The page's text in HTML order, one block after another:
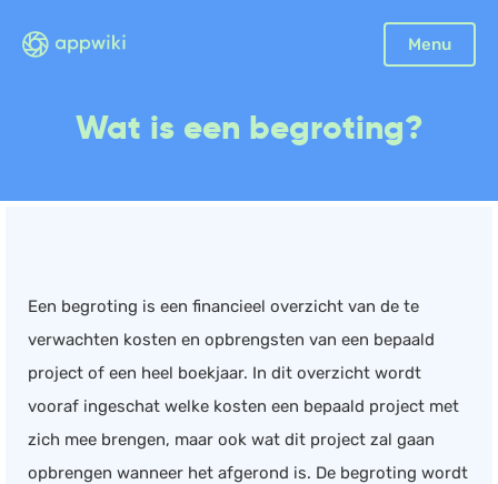
Menu
Sluiten
Facturatie
Declaraties
Urenregistratie
Wat is een begroting?
Een begroting is een financieel overzicht van de te
verwachten kosten en opbrengsten van een bepaald
project of een heel boekjaar. In dit overzicht wordt
vooraf ingeschat welke kosten een bepaald project met
zich mee brengen, maar ook wat dit project zal gaan
opbrengen wanneer het afgerond is. De begroting wordt